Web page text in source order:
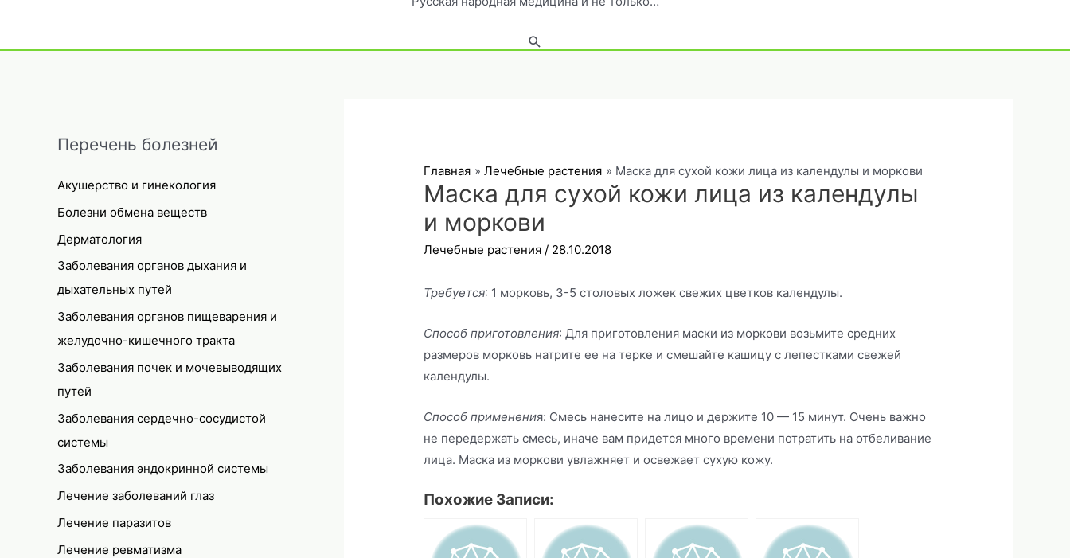
Поиск
Перечень болезней
Акушерство и гинекология
Болезни обмена веществ
Дерматология
Заболевания органов дыхания и
дыхательных путей
Заболевания органов пищеварения и
желудочно-кишечного тракта
Заболевания почек и мочевыводящих
путей
Заболевания сердечно-сосудистой
системы
Заболевания эндокринной системы
Лечение заболеваний глаз
Лечение паразитов
Лечение ревматизма
Главная Лечебные растения Маска для сухой кожи лица из календулы и моркови
Маска для сухой кожи лица из календулы
и моркови
Лечебные растения / 28.10.2018
Требуется: 1 морковь, 3-5 столовых ложек свежих цветков календулы.
Способ приготовления: Для приготовления маски из моркови возьмите средних
размеров морковь натрите ее на терке и смешайте кашицу с лепестками свежей
календулы.
Способ применения: Смесь нанесите на лицо и держите 10 — 15 минут. Очень важно
не передержать смесь, иначе вам придется много времени потратить на отбеливание
лица. Маска из моркови увлажняет и освежает сухую кожу.
Похожие Записи: